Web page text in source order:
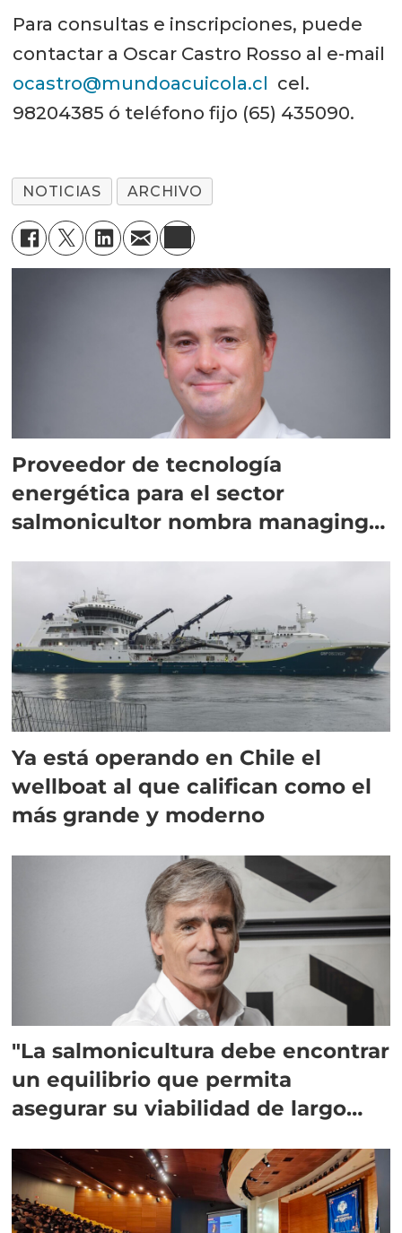
Para consultas e inscripciones, puede
contactar a Oscar Castro Rosso al e-mail
ocastro@mundoacuicola.cl cel.
98204385 ó teléfono fijo (65) 435090.
NOTICIAS ARCHIVO
Proveedor de tecnología
energética para el sector
salmonicultor nombra managing
Ya está operando en Chile el
wellboat al que califican como el
más grande y moderno
"La salmonicultura debe encontrar
un equilibrio que permita
asegurar su viabilidad de largo